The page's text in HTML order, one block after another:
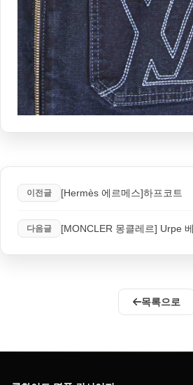
이전글 [Hermès 에르메스]하프코트
다음글 [MONCLER 몽클레르] Urpe
목록으로